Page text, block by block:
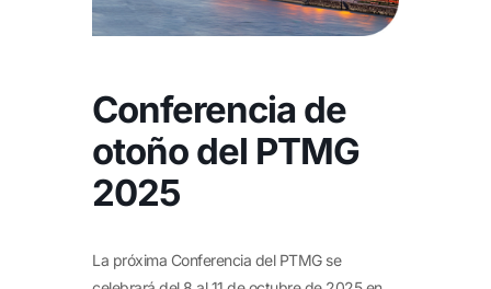
Conferencia de
otoño del PTMG
2025
La próxima Conferencia del PTMG se